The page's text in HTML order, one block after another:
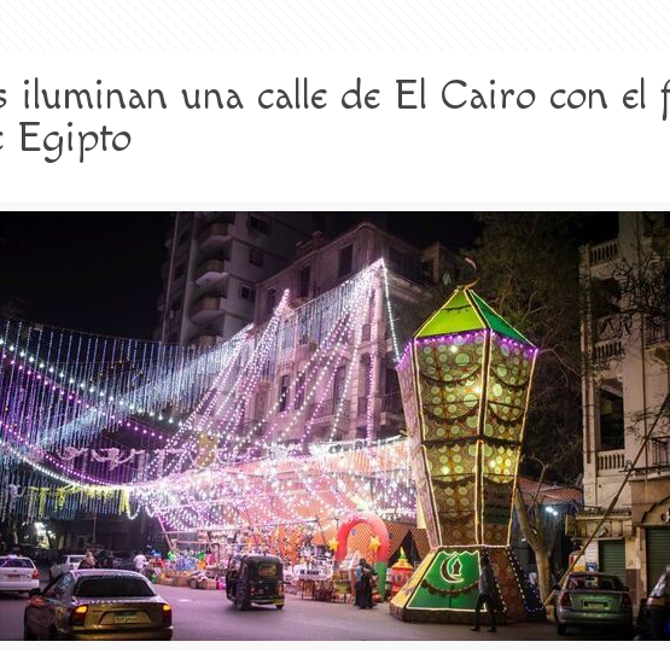
iluminan una calle de El Cairo con el
Egipto